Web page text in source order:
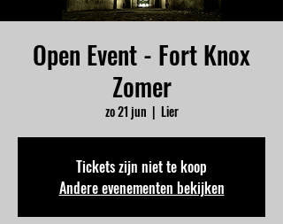
Open Event - Fort Knox
Zomer
zo 21 jun
  |
Lier
Tickets zijn niet te koop
Andere evenementen bekijken